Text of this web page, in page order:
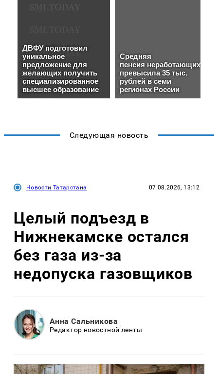
Следующая новость
Новости Татарстана 07.08.2026, 13:12
Целый подъезд в
Нижнекамске остался
без газа из-за
недопуска газовщиков
Анна Сальникова
Редактор новостной ленты